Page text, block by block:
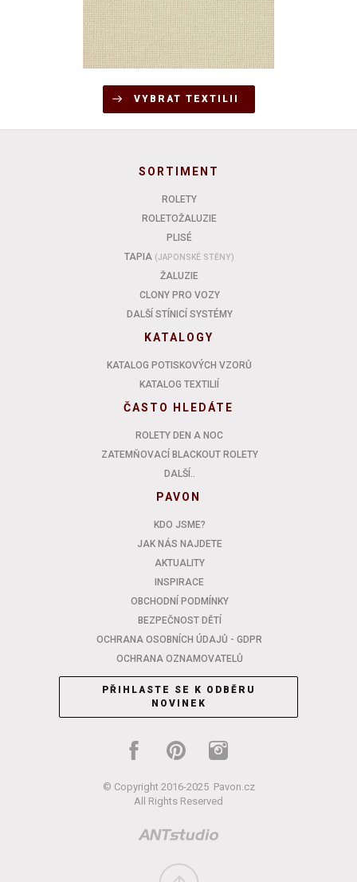
VYBRAT TEXTILII
SORTIMENT
ROLETY
ROLETOŽALUZIE
PLISÉ
TAPIA (JAPONSKÉ STĚNY)
ŽALUZIE
CLONY PRO VOZY
DALŠÍ STÍNICÍ SYSTÉMY
KATALOGY
KATALOG POTISKOVÝCH VZORŮ
KATALOG TEXTILIÍ
ČASTO HLEDÁTE
ROLETY DEN A NOC
ZATEMŇOVACÍ BLACKOUT ROLETY
DALŠÍ..
PAVON
KDO JSME?
JAK NÁS NAJDETE
AKTUALITY
INSPIRACE
OBCHODNÍ PODMÍNKY
BEZPEČNOST DĚTÍ
OCHRANA OSOBNÍCH ÚDAJŮ - GDPR
OCHRANA OZNAMOVATELŮ
PŘIHLASTE SE K ODBĚRU
NOVINEK
© Copyright 2016-2025 Pavon.cz
All Rights Reserved